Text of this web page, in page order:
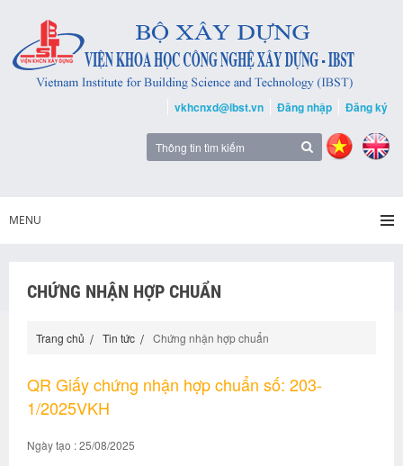
vkhcnxd@ibst.vn Đăng nhập Đăng ký
MENU
CHỨNG NHẬN HỢP CHUẨN
Trang chủ Tin tức Chứng nhận hợp chuẩn
QR Giấy chứng nhận hợp chuẩn số: 203-
1/2025VKH
Ngày tạo : 25/08/2025